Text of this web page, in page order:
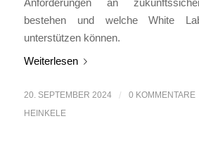
bestehen und welche White
unterstützen können.
Weiterlesen
20. SEPTEMBER 2024 / 0 KOMMENTARE
HEINKELE